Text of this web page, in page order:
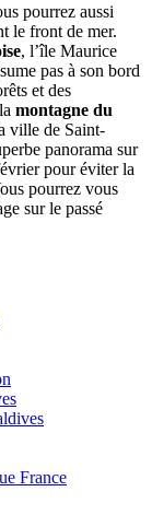
pourrez aussi
le front de mer.
, l’île Maurice
pas à son bord
et des
montagne du
ville de Saint-
panorama sur
pour éviter la
pourrez vous
sur le passé
France